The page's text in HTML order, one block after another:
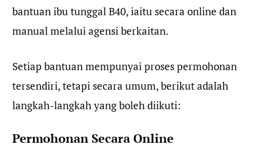
bantuan ibu tunggal B40, iaitu secara online dan
manual melalui agensi berkaitan.
Setiap bantuan mempunyai proses permohonan
tersendiri, tetapi secara umum, berikut adalah
langkah-langkah yang boleh diikuti:
Permohonan Secara Online